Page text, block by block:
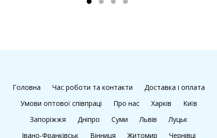
Головна Час роботи та контакти
Доставка і оплата
Умови оптової співпраці
Про нас Харків
Київ
Запоріжжя
Дніпро Суми Львів
Луцьк
Івано-Франківськ
Вінниця Житомир Чернівці